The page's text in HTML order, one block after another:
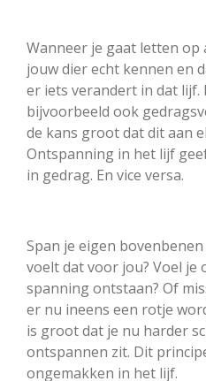
Wanneer je gaat letten op
jouw dier echt kennen en
er iets verandert in dat
bijvoorbeeld ook
de kans groot dat dit aan
Ontspanning in het lijf
in gedrag. En vice versa.
Span je eigen
voelt dat voor jou? Voel je
spanning ontstaan? Of
er nu ineens een rotje
is groot dat je nu harder
ontspannen zit. Dit
ongemakken in het lijf.